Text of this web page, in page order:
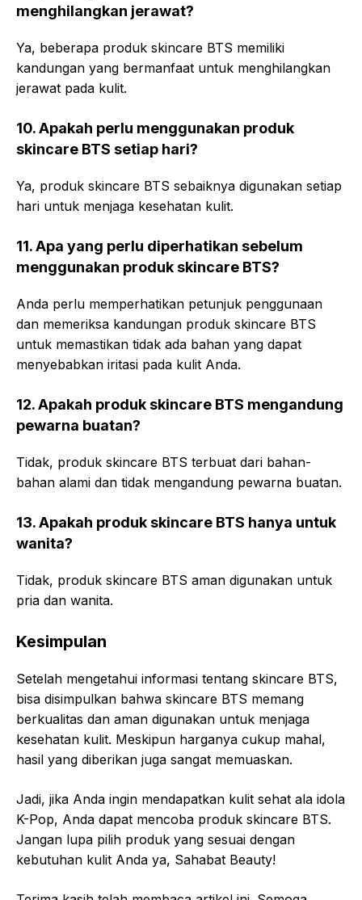
menghilangkan jerawat?
Ya, beberapa produk skincare BTS memiliki
kandungan yang bermanfaat untuk menghilangkan
jerawat pada kulit.
10. Apakah perlu menggunakan produk
skincare BTS setiap hari?
Ya, produk skincare BTS sebaiknya digunakan setiap
hari untuk menjaga kesehatan kulit.
11. Apa yang perlu diperhatikan sebelum
menggunakan produk skincare BTS?
Anda perlu memperhatikan petunjuk penggunaan
dan memeriksa kandungan produk skincare BTS
untuk memastikan tidak ada bahan yang dapat
menyebabkan iritasi pada kulit Anda.
12. Apakah produk skincare BTS mengandung
pewarna buatan?
Tidak, produk skincare BTS terbuat dari bahan-
bahan alami dan tidak mengandung pewarna buatan.
13. Apakah produk skincare BTS hanya untuk
wanita?
Tidak, produk skincare BTS aman digunakan untuk
pria dan wanita.
Kesimpulan
Setelah mengetahui informasi tentang skincare BTS,
bisa disimpulkan bahwa skincare BTS memang
berkualitas dan aman digunakan untuk menjaga
kesehatan kulit. Meskipun harganya cukup mahal,
hasil yang diberikan juga sangat memuaskan.
Jadi, jika Anda ingin mendapatkan kulit sehat ala idola
K-Pop, Anda dapat mencoba produk skincare BTS.
Jangan lupa pilih produk yang sesuai dengan
kebutuhan kulit Anda ya, Sahabat Beauty!